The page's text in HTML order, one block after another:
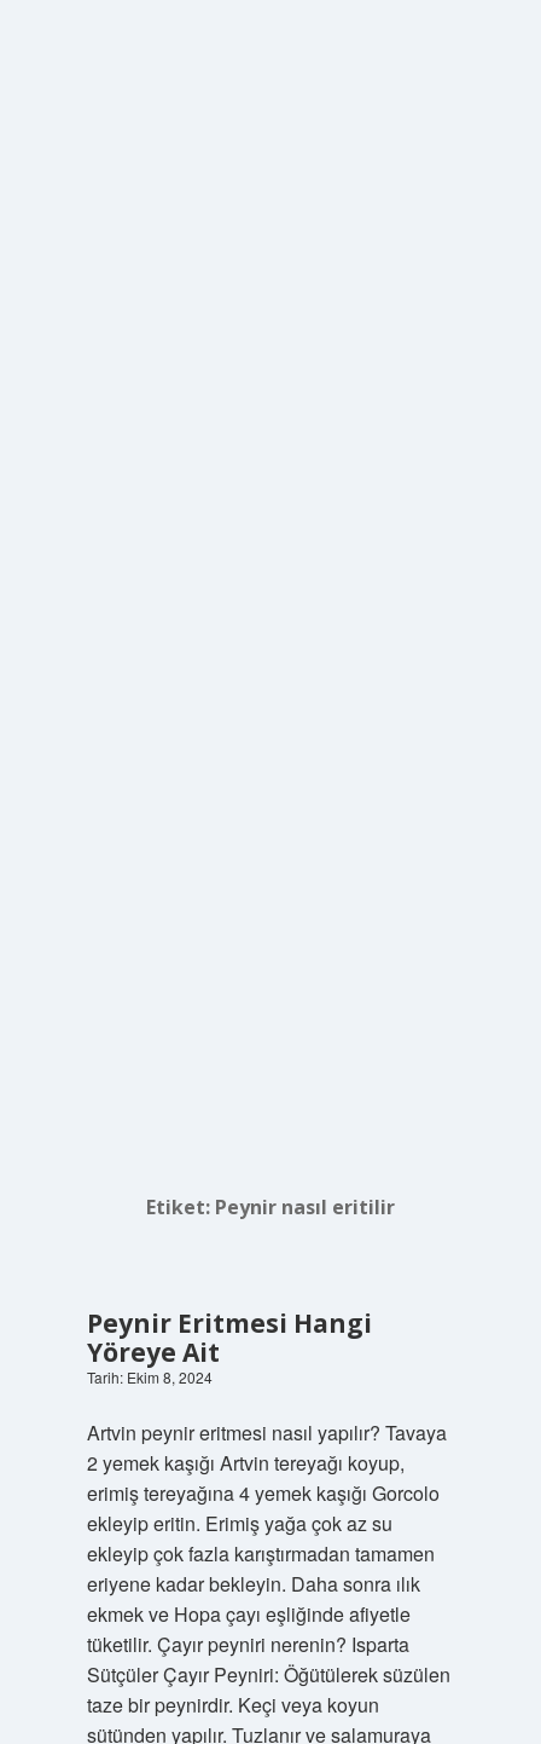
Etiket: Peynir nasıl eritilir
Peynir Eritmesi Hangi
Yöreye Ait
Tarih: Ekim 8, 2024
Artvin peynir eritmesi nasıl yapılır? Tavaya
2 yemek kaşığı Artvin tereyağı koyup,
erimiş tereyağına 4 yemek kaşığı Gorcolo
ekleyip eritin. Erimiş yağa çok az su
ekleyip çok fazla karıştırmadan tamamen
eriyene kadar bekleyin. Daha sonra ılık
ekmek ve Hopa çayı eşliğinde afiyetle
tüketilir. Çayır peyniri nerenin? Isparta
Sütçüler Çayır Peyniri: Öğütülerek süzülen
taze bir peynirdir. Keçi veya koyun
sütünden yapılır. Tuzlanır ve salamuraya